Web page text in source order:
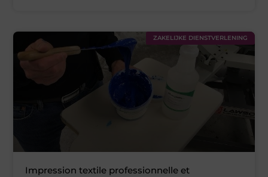
ZAKELIJKE DIENSTVERLENING
Impression textile professionnelle et